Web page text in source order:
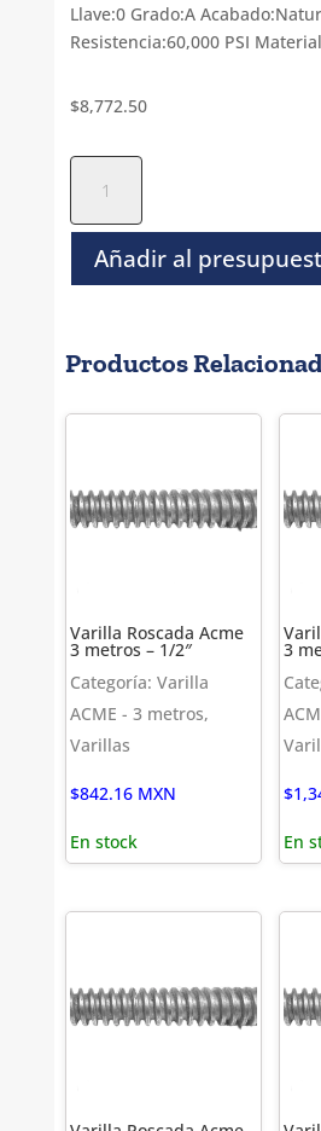
Llave:0 Grado:A
Resistencia:60,000 PSI
$8,772.50
Roscada
Izquierda
Acme
1
2
-
Añadir al
Productos
Varilla Roscada Acme
3 metros – 1/2″
Categoría: Varilla
ACME - 3 metros,
Varillas
$842.16 MXN
En stock
3
$
En